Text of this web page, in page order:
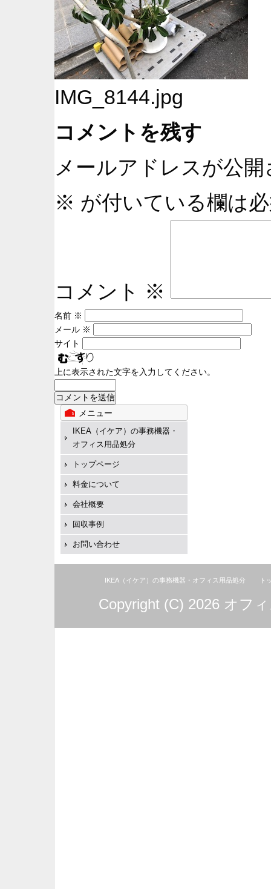
IMG_8144.jpg
コメントを残す
メールアドレスが公
※ が付いている欄は
コメント ※
名前 ※
メール ※
サイト
上に表示された文字を入力してください。
メニュー
IKEA（イケア）の事務機器・
オフィス用品処分
トップページ
料金について
会社概要
回収事例
お問い合わせ
IKEA（イケア）の事務機器・オフィス用品処分 ト
Copyright (C) 2026 オフ